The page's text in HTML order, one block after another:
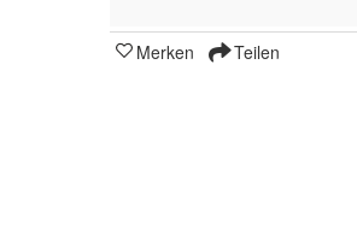
Merken Teilen